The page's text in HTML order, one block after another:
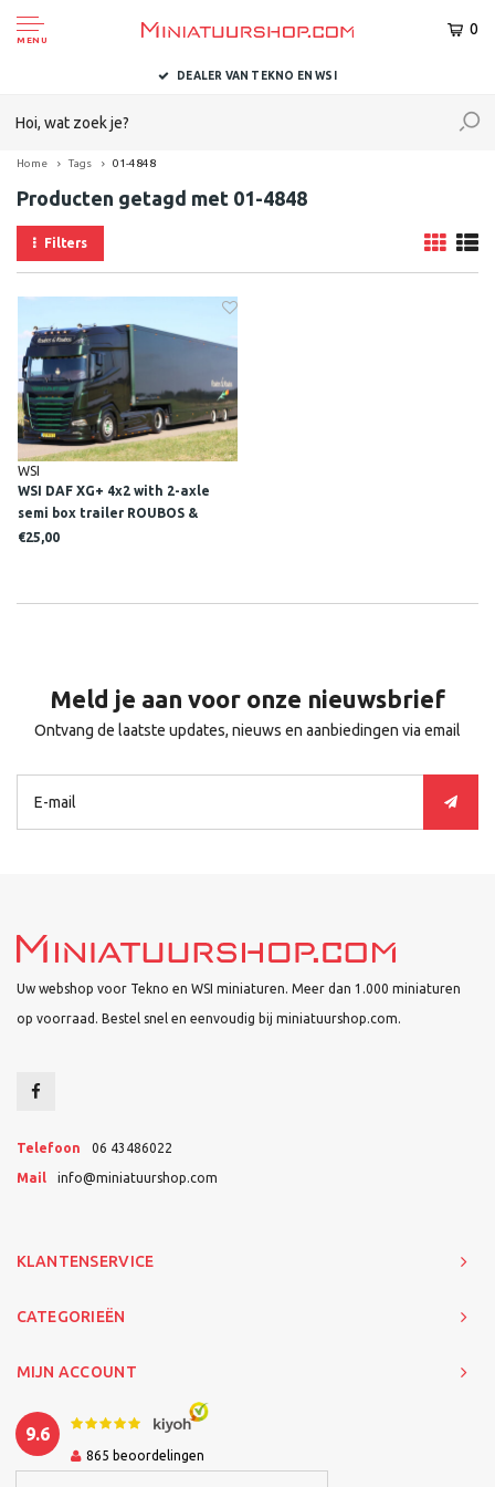
MENU
0
DEALER VAN TEKNO EN WSI
Home Tags 01-4848
Producten getagd met 01-4848
Filters
WSI
WSI DAF XG+ 4x2 with 2-axle
semi box trailer ROUBOS &
ROUBOS
€25,00
Meld je aan voor onze nieuwsbrief
Ontvang de laatste updates, nieuws en aanbiedingen via email
Uw webshop voor Tekno en WSI miniaturen. Meer dan 1.000 miniaturen
op voorraad. Bestel snel en eenvoudig bij miniatuurshop.com.
Telefoon 06 43486022
Mail info@miniatuurshop.com
KLANTENSERVICE
CATEGORIEËN
MIJN ACCOUNT
9.6
865 beoordelingen